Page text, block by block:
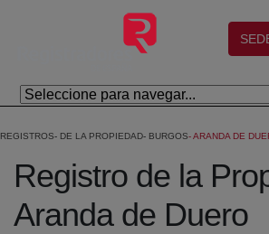
Skip to Main Content
REGISTROS DE LA PROPIEDAD BURGOS ARANDA DE
Registro de la
Aranda de Duero